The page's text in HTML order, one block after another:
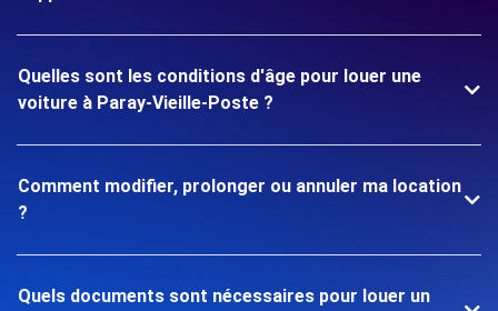
Quelles sont les conditions d'âge pour louer une
voiture à Paray-Vieille-Poste ?
Comment modifier, prolonger ou annuler ma location
?
Quels documents sont nécessaires pour louer un